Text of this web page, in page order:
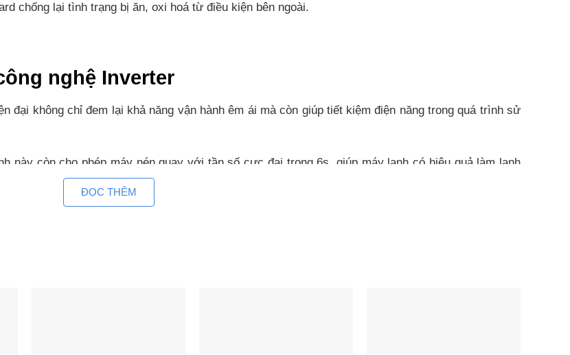
chống lại tình trạng bị ăn, oxi hoá từ điều kiện bên ngoài.
nghệ Inverter
đại không chỉ đem lại khả năng vận hành êm ái mà còn giúp tiết kiệm điện năng trong quá trình sử
này còn cho phép máy nén quay với tần số cực đại trong 6s, giúp máy lạnh có hiệu quả làm lạnh
điện 3 cấp độ năng lượng GearShift cùng chế độ iEco, giúp gia tăng khả năng tiết kiệm điện
ĐỌC THÊM